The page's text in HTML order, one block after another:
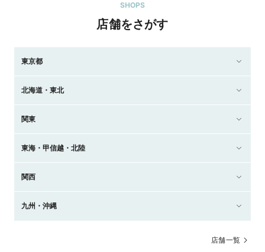
SHOPS
店舗をさがす
東京都
北海道・東北
関東
東海・甲信越・北陸
関西
九州・沖縄
店舗一覧